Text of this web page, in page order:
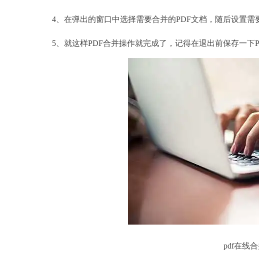
4、在弹出的窗口中选择需要合并的PDF文档，随后设置需
5、就这样PDF合并操作就完成了，记得在退出前保存一下
pdf在线